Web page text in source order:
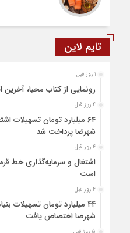
تایم لاین
1 روز قبل
رونمایی از کتاب محیا،
4 روز قبل
۶۴ میلیارد تومان تسهیلات
شهرضا پرداخت شد
4 روز قبل
اشتغال و سرمایه‌گذاری خط
است
4 روز قبل
۴۴ میلیارد تومان
شهرضا اختصاص یافت